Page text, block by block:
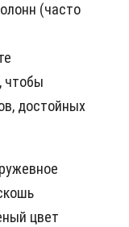
(часто
, чтобы
достойных
цвет